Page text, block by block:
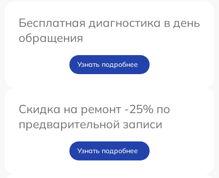
Бесплатная диагностика в день
обращения
Узнать подробнее
Скидка на ремонт -25% по
предварительной записи
Узнать подробнее